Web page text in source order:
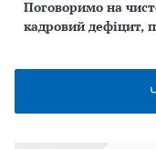
Поговоримо на
кадровий дефіцит,